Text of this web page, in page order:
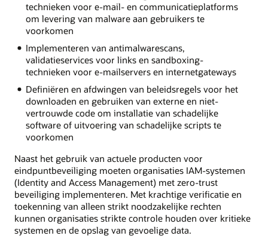
technieken voor e-mail- en communicatieplatforms
om levering van malware aan gebruikers te
voorkomen
Implementeren van antimalwarescans,
validatieservices voor links en sandboxing-
technieken voor e-mailservers en internetgateways
Definiëren en afdwingen van beleidsregels voor het
downloaden en gebruiken van externe en niet-
vertrouwde code om installatie van schadelijke
software of uitvoering van schadelijke scripts te
voorkomen
Naast het gebruik van actuele producten voor
eindpuntbeveiliging moeten organisaties IAM-systemen
(Identity and Access Management) met zero-trust
beveiliging implementeren. Met krachtige verificatie en
toekenning van alleen strikt noodzakelijke rechten
kunnen organisaties strikte controle houden over kritieke
systemen en de opslag van gevoelige data.